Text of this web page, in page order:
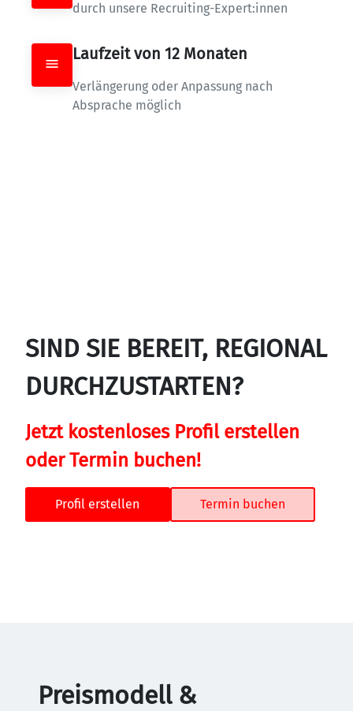
durch unsere Recruiting-Expert:innen
Laufzeit von 12 Monaten
Verlängerung oder Anpassung nach
Absprache möglich
SIND SIE BEREIT, REGIONAL
DURCHZUSTARTEN?
Jetzt kostenloses Profil erstellen
oder Termin buchen!
Profil erstellen Termin buchen
Preismodell &